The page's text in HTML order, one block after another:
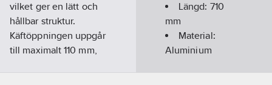
vilket ger en lätt och
hållbar struktur.
Käftöppningen uppgår
till maximalt 110 mm,
Längd: 710
mm
Material:
Aluminium